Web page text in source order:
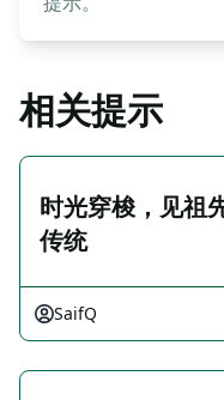
相关提示
时光穿梭，见祖
传统
SaifQ